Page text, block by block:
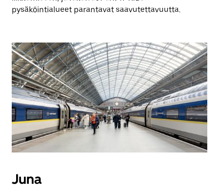
pysäköintialueet parantavat saavutettavuutta.
Juna